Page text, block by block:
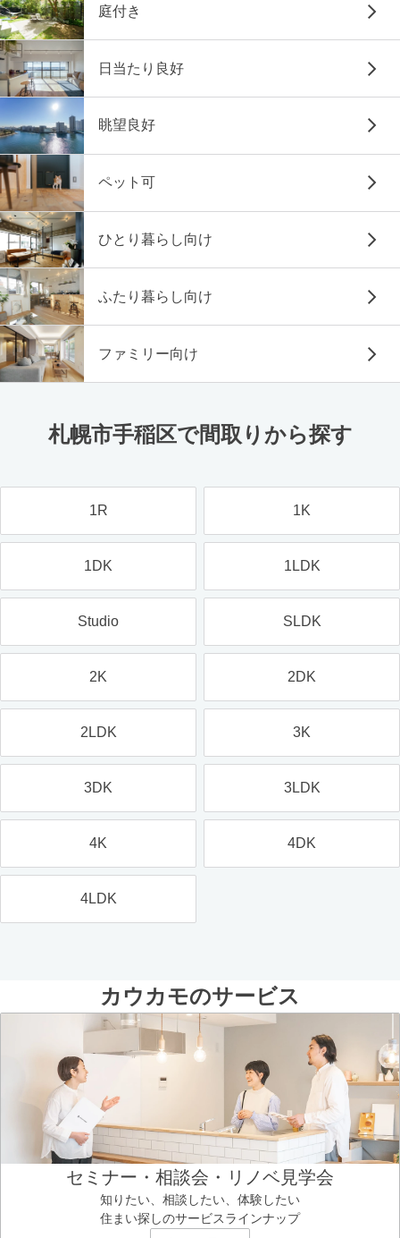
庭付き
日当たり良好
眺望良好
ペット可
ひとり暮らし向け
ふたり暮らし向け
ファミリー向け
札幌市手稲区で間取りから探す
1R 1K
1DK 1LDK
Studio SLDK
2K 2DK
2LDK 3K
3DK 3LDK
4K 4DK
4LDK
カウカモのサービス
セミナー・相談会・リノベ見学会
知りたい、相談したい、体験したい
住まい探しのサービスラインナップ